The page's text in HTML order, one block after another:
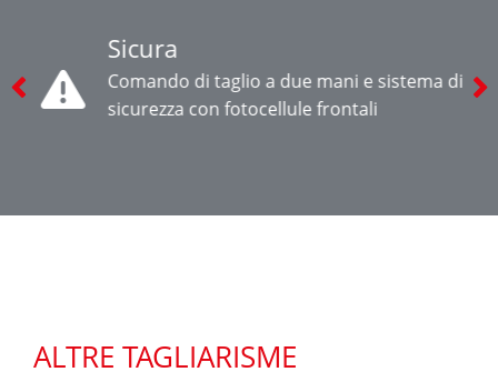
Sicura
Comando di taglio a due mani e sistema di
sicurezza con fotocellule frontali
ALTRE TAGLIARISME